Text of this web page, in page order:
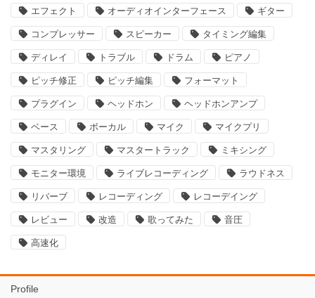
エフェクト オーディオインターフェース ギター
コンプレッサー スピーカー タイミング編集
ディレイ トラブル ドラム ピアノ
ピッチ修正 ピッチ編集 フォーマット
プラグイン ヘッドホン ヘッドホンアンプ
ベース ボーカル マイク マイクプリ
マスタリング マスタートラック ミキシング
モニター環境 ライブレコーディング ラウドネス
リバーブ レコーディング レコーデイング
レビュー 改造 歌ってみた 音圧
高速化
Profile